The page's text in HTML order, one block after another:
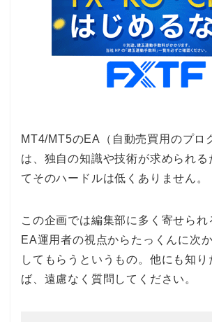
MT4/MT5のEA（自動売買用のプロ
は、独自の知識や技術が求められる
てそのハードルは低くありません。
この企画では編集部に多く寄せられ
EA運用者の視点からたっくんに次
してもらうというもの。他にも知
ば、遠慮なく質問してください。